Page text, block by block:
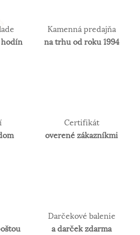
sa najmä na výrobu
zlato je príliš mäkké a
by sa nehodili pre
hodín
Kamenná predajňa
na trhu od roku 1994
Certifikát
overené zákazníkmi
Darčekové balenie
a darček zdarma